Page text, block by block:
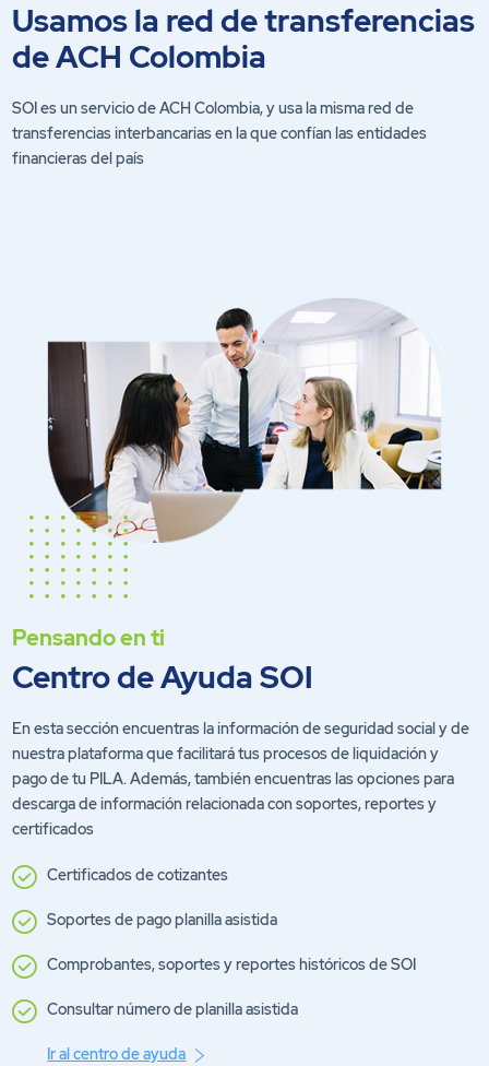
Usamos la red de transferencias
de ACH Colombia
SOI es un servicio de ACH Colombia, y usa la misma red de
transferencias interbancarias en la que confían las entidades
financieras del país
Pensando en ti
Centro de Ayuda SOI
En esta sección encuentras la información de seguridad social y de
nuestra plataforma que facilitará tus procesos de liquidación y
pago de tu PILA. Además, también encuentras las opciones para
descarga de información relacionada con soportes, reportes y
certificados
Certificados de cotizantes
Soportes de pago planilla asistida
Comprobantes, soportes y reportes históricos de SOI
Consultar número de planilla asistida
Ir al centro de ayuda